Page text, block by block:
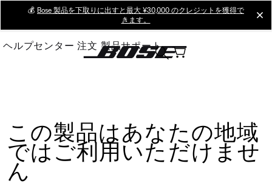
Main
💰 Bose 製品を下取りに出すと最大 ¥30,000 のクレジットを獲得で
きます。
ヘルプセンター 注文 製品サポート
この製品はあなたの地域
ではご利用いただけませ
ん